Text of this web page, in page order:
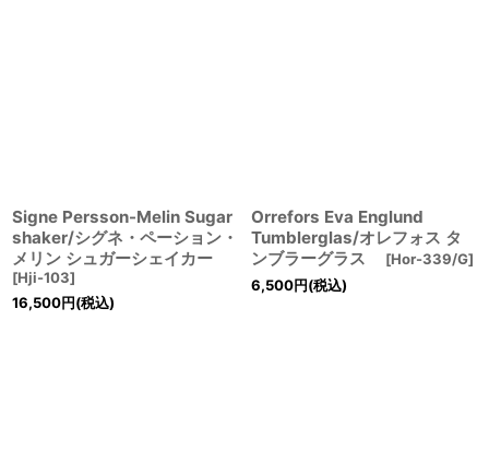
Signe Persson-Melin Sugar
shaker/シグネ・ペーション・
メリン シュガーシェイカー
[Hji-103]
16,500円(税込)
Orrefors Eva Englund
Tumblerglas/オレフォス タ
ンブラーグラス
[Hor-339/G]
6,500円(税込)